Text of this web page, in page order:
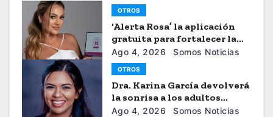
OTROS
‘Alerta Rosa’ la aplicación
gratuita para fortalecer la
seguiridad de las mujeres
Ago 4, 2026 Somos Noticias
OTROS
Dra. Karina García devolverá
la sonrisa a los adultos
mayores
Ago 4, 2026 Somos Noticias